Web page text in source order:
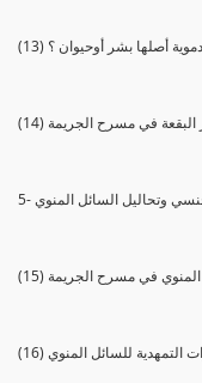
الدموية أصلها بشر أوحيوان ؟
البقعة في مسرح الجريمة
وتحاليل السائل المنوي
المنوي في مسرح الجريمة
التمهدية للسائل المنوي